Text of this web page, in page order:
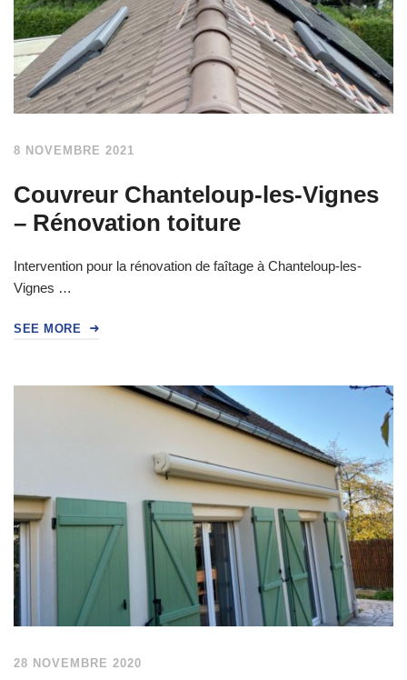
8 NOVEMBRE 2021
Couvreur Chanteloup-les-Vignes
– Rénovation toiture
Intervention pour la rénovation de faîtage à Chanteloup-les-
Vignes …
SEE MORE
28 NOVEMBRE 2020